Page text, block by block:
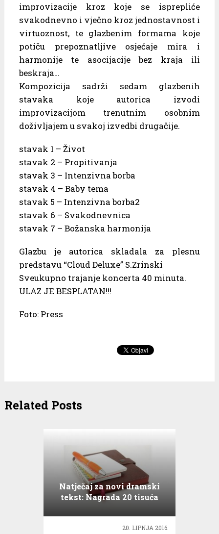
improvizacije kroz koje se isprepliće
svakodnevno i vječno kroz jednostavnost i
virtuoznost, te glazbenim formama koje
potiču prepoznatljive osjećaje mira i
harmonije te asocijacije bez kraja ili
beskraja…
Kompozicija sadrži sedam glazbenih
stavaka koje autorica izvodi
improvizacijom trenutnim osobnim
doživljajem u svakoj izvedbi drugačije.
stavak 1 – Život
stavak 2 – Propitivanja
stavak 3 – Intenzivna borba
stavak 4 – Baby tema
stavak 5 – Intenzivna borba2
stavak 6 – Svakodnevnica
stavak 7 – Božanska harmonija
Glazbu je autorica skladala za plesnu
predstavu “Cloud Deluxe” S.Zrinski
Sveukupno trajanje koncerta 40 minuta.
ULAZ JE BESPLATAN!!!
Foto: Press
Related Posts
Natječaj za novi dramski
tekst: Nagrada 20 tisuća
20. LIPNJA 2016.